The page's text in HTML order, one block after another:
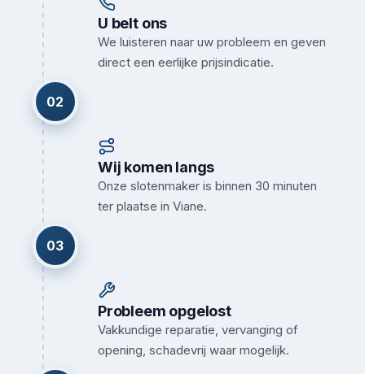
U belt ons
We luisteren naar uw probleem en geven
direct een eerlijke prijsindicatie.
02
Wij komen langs
Onze slotenmaker is binnen 30 minuten
ter plaatse in Viane.
03
Probleem opgelost
Vakkundige reparatie, vervanging of
opening, schadevrij waar mogelijk.